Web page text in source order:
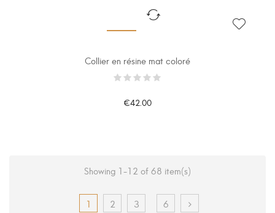
Collier en résine mat coloré
€42.00
Showing 1-12 of 68 item(s)
1 2 3 6